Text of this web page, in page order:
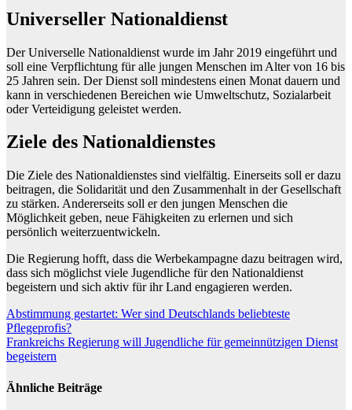
Universeller Nationaldienst
Der Universelle Nationaldienst wurde im Jahr 2019 eingeführt und
soll eine Verpflichtung für alle jungen Menschen im Alter von 16 bis
25 Jahren sein. Der Dienst soll mindestens einen Monat dauern und
kann in verschiedenen Bereichen wie Umweltschutz, Sozialarbeit
oder Verteidigung geleistet werden.
Ziele des Nationaldienstes
Die Ziele des Nationaldienstes sind vielfältig. Einerseits soll er dazu
beitragen, die Solidarität und den Zusammenhalt in der Gesellschaft
zu stärken. Andererseits soll er den jungen Menschen die
Möglichkeit geben, neue Fähigkeiten zu erlernen und sich
persönlich weiterzuentwickeln.
Die Regierung hofft, dass die Werbekampagne dazu beitragen wird,
dass sich möglichst viele Jugendliche für den Nationaldienst
begeistern und sich aktiv für ihr Land engagieren werden.
Beitragsnavigation
Abstimmung gestartet: Wer sind Deutschlands beliebteste
Pflegeprofis?
Frankreichs Regierung will Jugendliche für gemeinnützigen Dienst
begeistern
Ähnliche Beiträge